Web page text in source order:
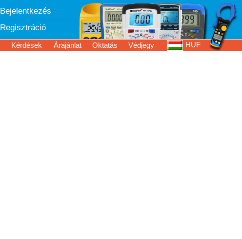
Bejelentkezés
Regisztráció
Kérdések Árajánlat Oktatás Védjegy HUF